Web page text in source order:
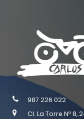
987 226 022
Cl. La Torre Nº 8,